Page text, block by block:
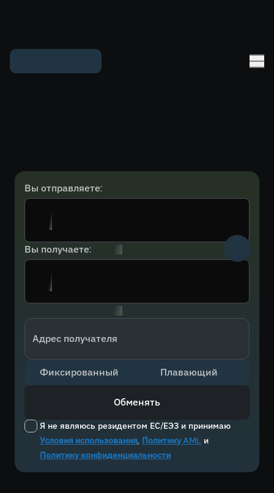
Вы отправляете:
Вы получаете:
Адрес получателя
Я не являюсь резидентом ЕС/ЕЭЗ и принимаю
Условия использования, Политику AML и
Политику конфиденциальности
Фиксированный Плавающий
Обменять